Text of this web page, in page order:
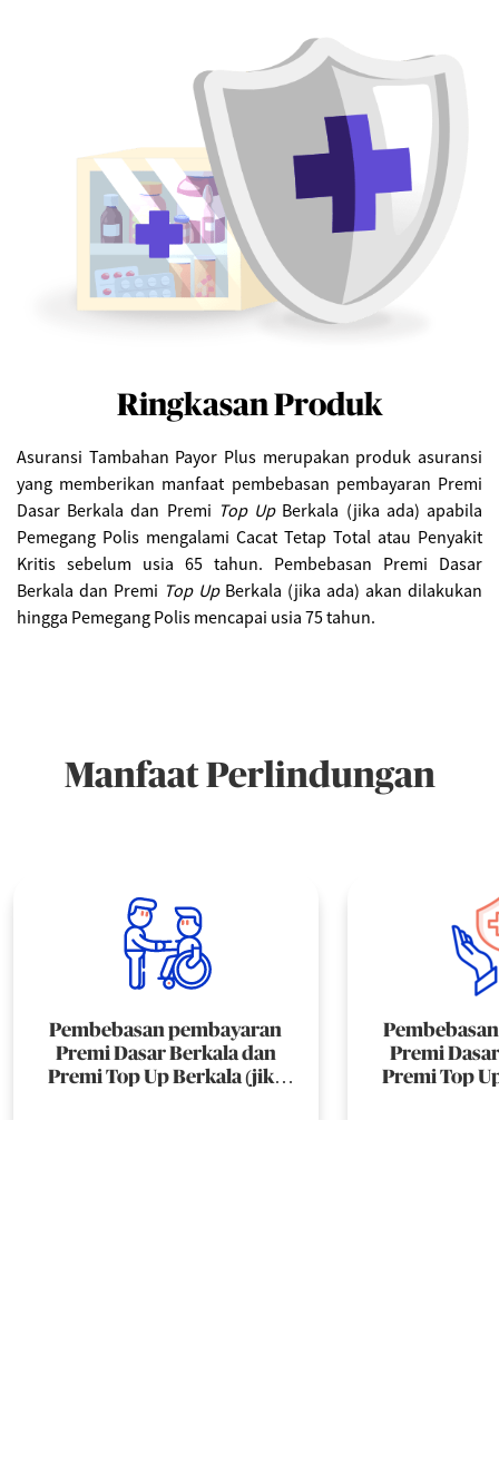
Ringkasan Produk
Asuransi Tambahan Payor Plus merupakan produk asuransi
yang memberikan manfaat pembebasan pembayaran Premi
Dasar Berkala dan Premi Top Up Berkala (jika ada) apabila
Pemegang Polis mengalami Cacat Tetap Total atau Penyakit
Kritis sebelum usia 65 tahun. Pembebasan Premi Dasar
Berkala dan Premi Top UpBerkala (jika ada) akan dilakukan
hingga Pemegang Polis mencapai usia 75 tahun.
Manfaat Perlindungan
Pembebasan pembayaran
Premi Dasar Berkala dan
Premi Top Up Berkala (jika
Premi
Premi Top